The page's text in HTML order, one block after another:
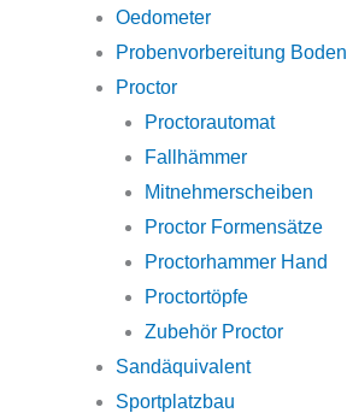
Oedometer
Probenvorbereitung Boden
Proctor
Proctorautomat
Fallhämmer
Mitnehmerscheiben
Proctor Formensätze
Proctorhammer Hand
Proctortöpfe
Zubehör Proctor
Sandäquivalent
Sportplatzbau